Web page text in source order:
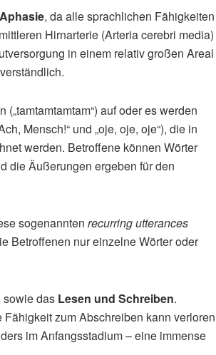
, da alle sprachlichen Fähigkeiten
Hirnarterie (Arteria cerebri media)
in einem relativ großen Areal
auf oder es werden
Mensch!“ und „oje, oje, oje“), die in
werden. Betroffene können Wörter
die Äußerungen ergeben für den
sogenannten recurring utterances
Betroffenen nur einzelne Wörter oder
sowie das Lesen und Schreiben.
zum Abschreiben kann verloren
im Anfangsstadium – eine immense